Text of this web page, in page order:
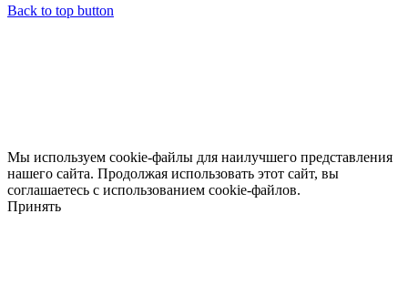
Back to top button
Мы используем cookie-файлы для наилучшего представления
нашего сайта. Продолжая использовать этот сайт, вы
соглашаетесь с использованием cookie-файлов.
Принять